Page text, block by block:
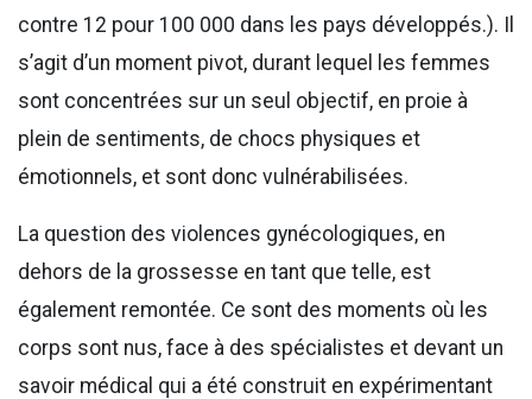
contre 12 pour 100 000 dans les pays développés.). Il
s’agit d’un moment pivot, durant lequel les femmes
sont concentrées sur un seul objectif, en proie à
plein de sentiments, de chocs physiques et
émotionnels, et sont donc vulnérabilisées.
La question des violences gynécologiques, en
dehors de la grossesse en tant que telle, est
également remontée. Ce sont des moments où les
corps sont nus, face à des spécialistes et devant un
savoir médical qui a été construit en expérimentant